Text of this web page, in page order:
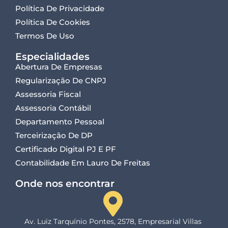
Política De Privacidade
Política De Cookies
Termos De Uso
Especialidades
Abertura De Empresas
Regularização De CNPJ
Assessoria Fiscal
Assessoria Contábil
Departamento Pessoal
Terceirização De DP
Certificado Digital PJ E PF
Contabilidade Em Lauro De Freitas
Onde nos encontrar
Av. Luiz Tarquínio Pontes, 2578, Empresarial Villas